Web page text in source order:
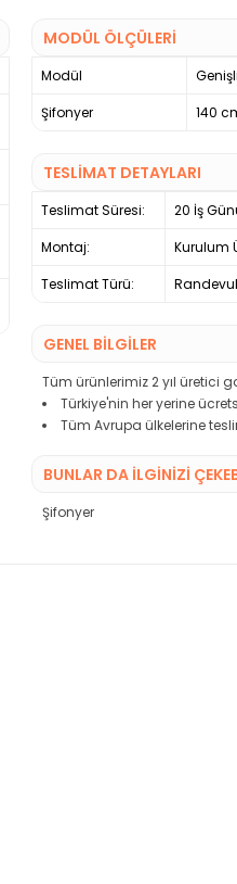
MODÜL ÖLÇÜLERİ
Modül
Şifonyer
140
TESLİMAT DETAYLARI
Teslimat Süresi:
20 İş
Montaj:
Kurulum
Teslimat Türü:
GENEL BİLGİLER
Tüm ürünlerimiz 2 yıl üretici
Türkiye'nin her yerine
Tüm Avrupa ülkelerine
BUNLAR DA İLGINIZI
Şifonyer